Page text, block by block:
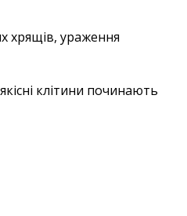
хрящів, ураження
клітини починають